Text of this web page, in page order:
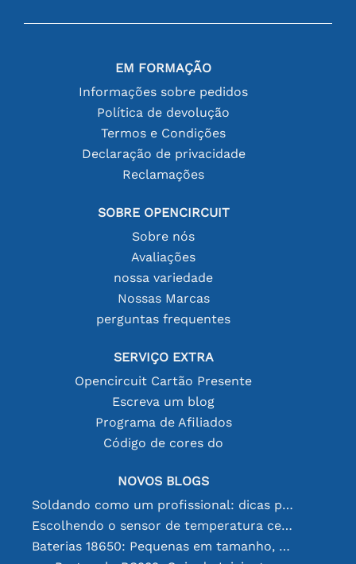
EM FORMAÇÃO
Informações sobre pedidos
Política de devolução
Termos e Condições
Declaração de privacidade
Reclamações
SOBRE OPENCIRCUIT
Sobre nós
Avaliações
nossa variedade
Nossas Marcas
perguntas frequentes
SERVIÇO EXTRA
Opencircuit Cartão Presente
Escreva um blog
Programa de Afiliados
Código de cores do
NOVOS BLOGS
Soldando como um profissional: dicas para conexões eletrônicas perfeitas
Escolhendo o sensor de temperatura certo [youtube]
Baterias 18650: Pequenas em tamanho, grandes em desempenho